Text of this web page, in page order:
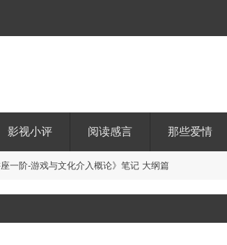
影视小评 阅读感言 那些爱情
座一阶-游戏与文化介 入概论》 笔记 大纲篇